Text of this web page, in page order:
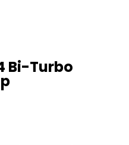
Bi-Turbo